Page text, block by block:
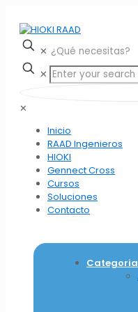
✕
✕
✕
Inicio
RAAD Ingenieros
HIOKI
Gennect Cross
Cursos
Soluciones
Contacto